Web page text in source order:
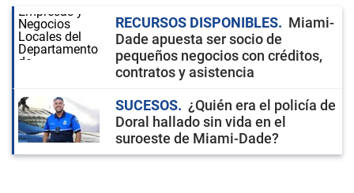
RECURSOS DISPONIBLES
Miami-
Dade apuesta ser socio de
pequeños negocios con créditos,
contratos y asistencia
SUCESOS
¿Quién era el policía de
Doral hallado sin vida en el
suroeste de Miami-Dade?